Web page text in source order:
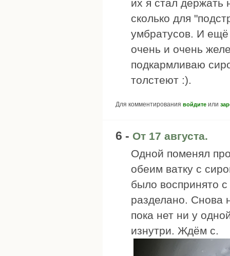
их я стал держать
сколько для
умбратусов. И ещё
очень и очень
подкармливаю
толстеют :).
Для комментирования войдите или
6 - От 17 августа.
Одной поменял
обеим ватку с
было воспринято
разделано. Снова
пока нет ни у
изнутри. Ждём с.